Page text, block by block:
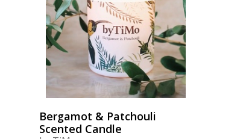
Bergamot & Patchouli
Scented Candle